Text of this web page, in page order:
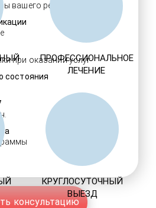
вашего региона
при оказании услуг
состояния
консультацию
ПРОФЕССИОНАЛЬНОЕ
ЛЕЧЕНИЕ
КРУГЛОСУТОЧНЫЙ
ВЫЕЗД